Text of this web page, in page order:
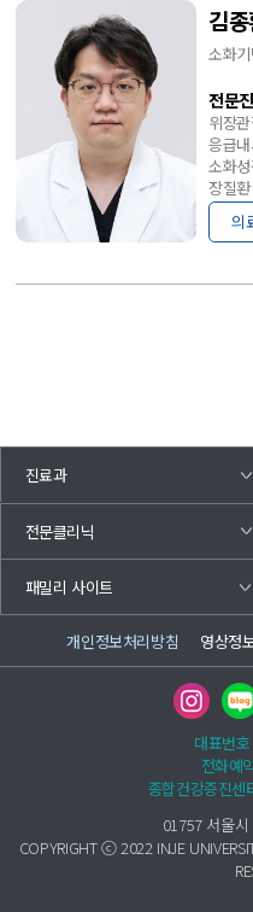
김
소화
전문
위장
응급
소화
장질환
의
진료과
전문클리닉
패밀리 사이트
개인정보처리방침 영상정
대표번
전화예
종합건강증진
01757 서울
COPYRIGHT ⓒ 2022 INJE